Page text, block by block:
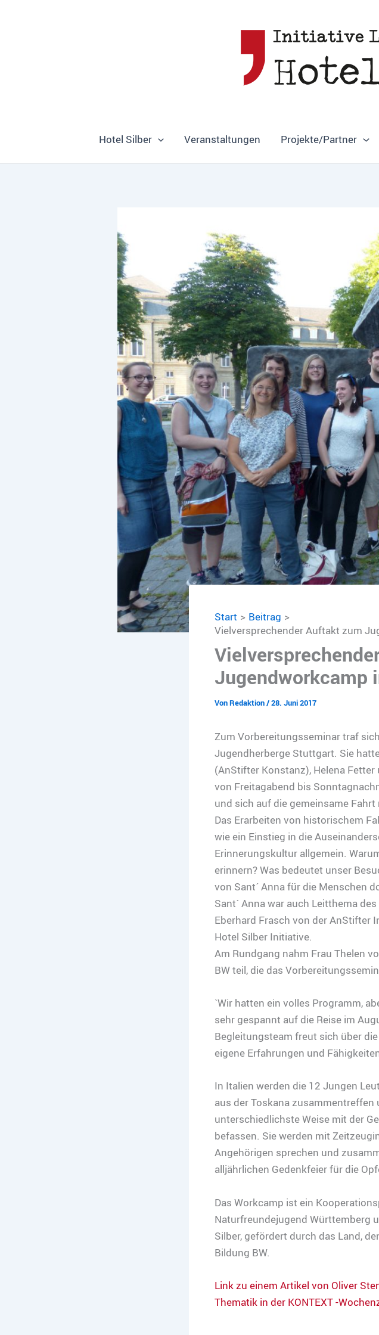
Hotel Silber Veranstaltungen Projekte/Partner
Start
Beitrag
Vielversprechender Auftakt zum
Jugendworkcamp
VonRedaktion/28. Juni 2017
Zum Vorbereitungsseminar traf
Jugendherberge Stuttgart. Sie
(AnStifter Konstanz), Helena
von Freitagabend bis
und sich auf die gemeinsame
Das Erarbeiten von historischem
wie ein Einstieg in die
Erinnerungskultur allgemein.
erinnern? Was bedeutet unser
von Sant´ Anna für die Menschen
Sant´ Anna war auch Leitthema
Eberhard Frasch von der AnStifter
Hotel Silber Initiative.
Am Rundgang nahm Frau Thelen
BW teil, die das
`Wir hatten ein volles Programm,
sehr gespannt auf die Reise im
Begleitungsteam freut sich über
eigene Erfahrungen und
In Italien werden die 12 Jungen
aus der Toskana
unterschiedlichste Weise mit der
befassen. Sie werden mit
Angehörigen sprechen und
alljährlichen Gedenkfeier für die
Das Workcamp ist ein
Naturfreundejugend Württemberg
Silber, gefördert durch das Land,
Bildung BW.
Link zu einem Artikel von Oliver
Thematik in der KONTEXT -